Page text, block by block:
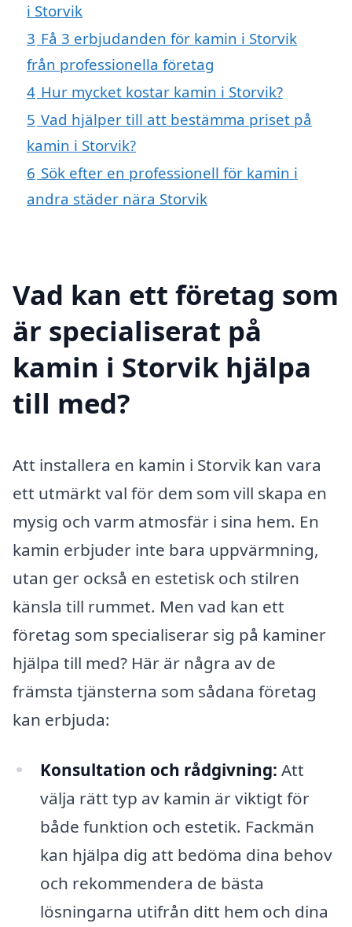
i Storvik
3 Få 3 erbjudanden för kamin i Storvik
från professionella företag
4 Hur mycket kostar kamin i Storvik?
5 Vad hjälper till att bestämma priset på
kamin i Storvik?
6 Sök efter en professionell för kamin i
andra städer nära Storvik
Vad kan ett företag som
är specialiserat på
kamin i Storvik hjälpa
till med?
Att installera en kamin i Storvik kan vara
ett utmärkt val för dem som vill skapa en
mysig och varm atmosfär i sina hem. En
kamin erbjuder inte bara uppvärmning,
utan ger också en estetisk och stilren
känsla till rummet. Men vad kan ett
företag som specialiserar sig på kaminer
hjälpa till med? Här är några av de
främsta tjänsterna som sådana företag
kan erbjuda:
Konsultation och rådgivning: Att
välja rätt typ av kamin är viktigt för
både funktion och estetik. Fackmän
kan hjälpa dig att bedöma dina behov
och rekommendera de bästa
lösningarna utifrån ditt hem och dina